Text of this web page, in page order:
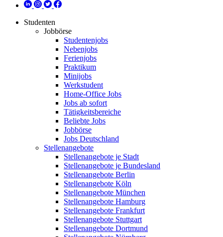
Studenten
Jobbörse
Studentenjobs
Nebenjobs
Ferienjobs
Praktikum
Minijobs
Werkstudent
Home-Office Jobs
Jobs ab sofort
Tätigkeitsbereiche
Beliebte Jobs
Jobbörse
Jobs Deutschland
Stellenangebote
Stellenangebote je Stadt
Stellenangebote je Bundesland
Stellenangebote Berlin
Stellenangebote Köln
Stellenangebote München
Stellenangebote Hamburg
Stellenangebote Frankfurt
Stellenangebote Stuttgart
Stellenangebote Dortmund